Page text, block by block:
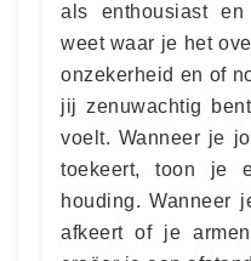
als enthousiast
weet waar je het
onzekerheid en of
jij zenuwachtig
voelt. Wanneer je
toekeert, toon je
houding. Wanneer
afkeert of je